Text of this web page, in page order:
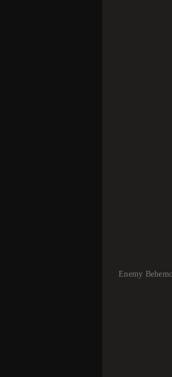
Enemy